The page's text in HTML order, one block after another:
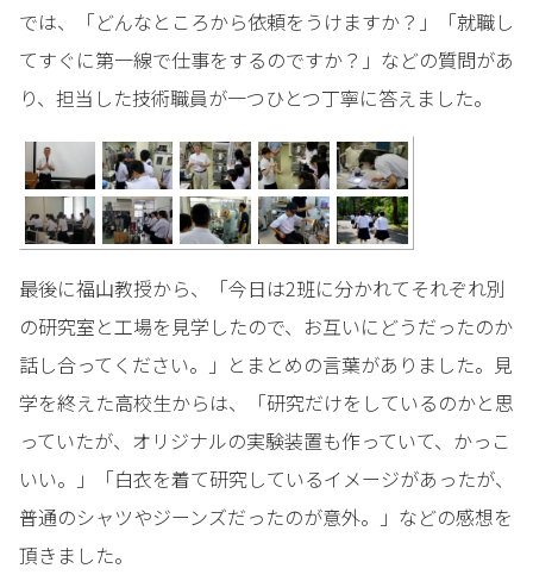
では、「どんなところから依頼をうけますか？」「就職し
てすぐに第一線で仕事をするのですか？」などの質問があ
り、担当した技術職員が一つひとつ丁寧に答えました。
最後に福山教授から、「今日は2班に分かれてそれぞれ別
の研究室と工場を見学したので、お互いにどうだったのか
話し合ってください。」とまとめの言葉がありました。見
学を終えた高校生からは、「研究だけをしているのかと思
っていたが、オリジナルの実験装置も作っていて、かっこ
いい。」「白衣を着て研究しているイメージがあったが、
普通のシャツやジーンズだったのが意外。」などの感想を
頂きました。